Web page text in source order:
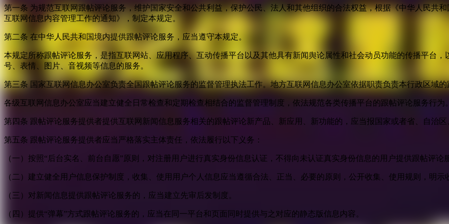
第一条 为规范互联网跟帖评论服务，维护国家安全和公共利益，保护公民、法人和其他组织的合法权益，根据《中华人民共
互联网信息内容管理工作的通知》，制定本规定。
第二条 在中华人民共和国境内提供跟帖评论服务，应当遵守本规定。
本规定所称跟帖评论服务，是指互联网站、应用程序、互动传播平台以及其他具有新闻舆论属性和社会动员功能的传播平台
号、表情、图片、音视频等信息的服务。
第三条 国家互联网信息办公室负责全国跟帖评论服务的监督管理执法工作。地方互联网信息办公室依据职责负责本行政区域
各级互联网信息办公室应当建立健全日常检查和定期检查相结合的监督管理制度，依法规范各类传播平台的跟帖评论服务行为
第四条 跟帖评论服务提供者提供互联网新闻信息服务相关的跟帖评论新产品、新应用、新功能的，应当报国家或者省、自治
第五条 跟帖评论服务提供者应当严格落实主体责任，依法履行以下义务：
（一）按照“后台实名、前台自愿”原则，对注册用户进行真实身份信息认证，不得向未认证真实身份信息的用户提供跟帖评论
（二）建立健全用户信息保护制度，收集、使用用户个人信息应当遵循合法、正当、必要的原则，公开收集、使用规则，明
（三）对新闻信息提供跟帖评论服务的，应当建立先审后发制度。
（四）提供“弹幕”方式跟帖评论服务的，应当在同一平台和页面同时提供与之对应的静态版信息内容。